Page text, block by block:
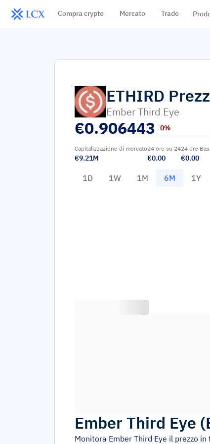
Compra crypto Mercato Trade
ETHIRD
Ember Third Eye
€0.906443 0%
Capitalizzazione di mercato
€9.21M
24 ore su 24
€0.00
24 ore
€0.00
1D 1W 1M 6M 1Y
Ember Third Eye (
Monitora Ember Third Eye il prezzo